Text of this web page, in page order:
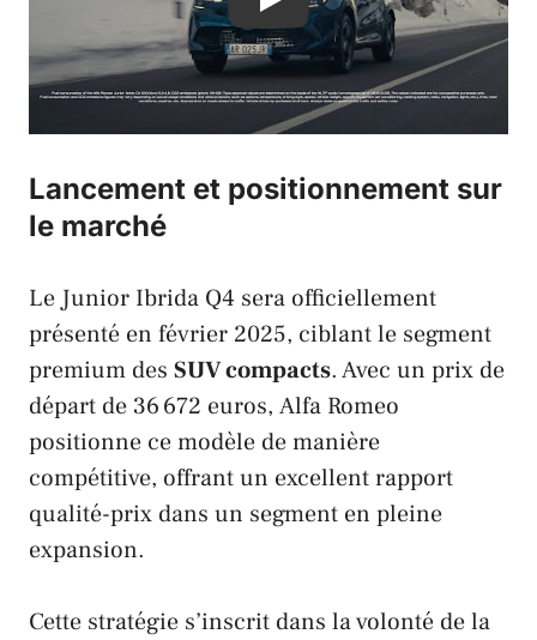
Play
Lancement et positionnement sur
le marché
Le Junior Ibrida Q4 sera officiellement
présenté en février 2025, ciblant le segment
premium des SUV compacts. Avec un prix de
départ de 36 672 euros, Alfa Romeo
positionne ce modèle de manière
compétitive, offrant un excellent rapport
qualité-prix dans un segment en pleine
expansion.
Cette stratégie s’inscrit dans la volonté de la